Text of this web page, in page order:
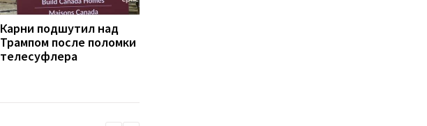
Карни подшутил над
Трампом после поломки
телесуфлера